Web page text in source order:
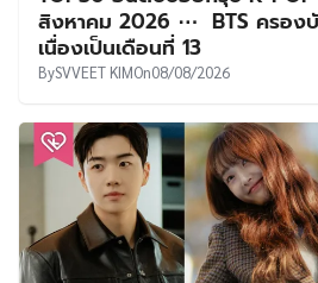
สิงหาคม 2026 ⋯ BTS ครอง
เนื่องเป็นเดือนที่ 13
BySVVEET KIMOn08/08/2026